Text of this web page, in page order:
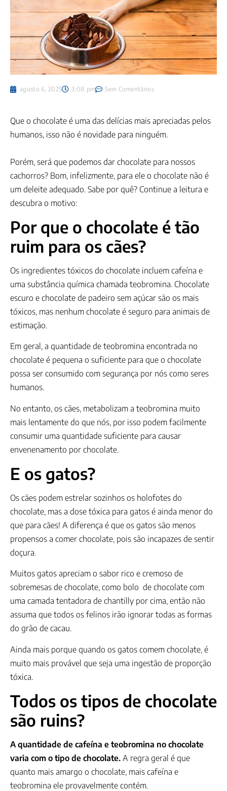
agosto 6, 2025 3:08 pm Sem Comentários
Que o chocolate é uma das delícias mais apreciadas pelos
humanos, isso não é novidade para ninguém.
Porém, será que podemos dar chocolate para nossos
cachorros? Bom, infelizmente, para ele o chocolate não é
um deleite adequado. Sabe por quê? Continue a leitura e
descubra o motivo:
Por que o chocolate é tão
ruim para os cães?
Os ingredientes tóxicos do chocolate incluem cafeína e
uma substância química chamada teobromina. Chocolate
escuro e chocolate de padeiro sem açúcar são os mais
tóxicos, mas nenhum chocolate é seguro para animais de
estimação.
Em geral, a quantidade de teobromina encontrada no
chocolate é pequena o suficiente para que o chocolate
possa ser consumido com segurança por nós como seres
humanos.
No entanto, os cães, metabolizam a teobromina muito
mais lentamente do que nós, por isso podem facilmente
consumir uma quantidade suficiente para causar
envenenamento por chocolate.
E os gatos?
Os cães podem estrelar sozinhos os holofotes do
chocolate, mas a dose tóxica para gatos é ainda menor do
que para cães! A diferença é que os gatos são menos
propensos a comer chocolate, pois são incapazes de sentir
doçura.
Muitos gatos apreciam o sabor rico e cremoso de
sobremesas de chocolate, como bolo de chocolate com
uma camada tentadora de chantilly por cima, então não
assuma que todos os felinos irão ignorar todas as formas
do grão de cacau.
Ainda mais porque quando os gatos comem chocolate, é
muito mais provável que seja uma ingestão de proporção
tóxica.
Todos os tipos de chocolate
são ruins?
A quantidade de cafeína e teobromina no chocolate
varia com o tipo de chocolate. A regra geral é que
quanto mais amargo o chocolate, mais cafeína e
teobromina ele provavelmente contém.